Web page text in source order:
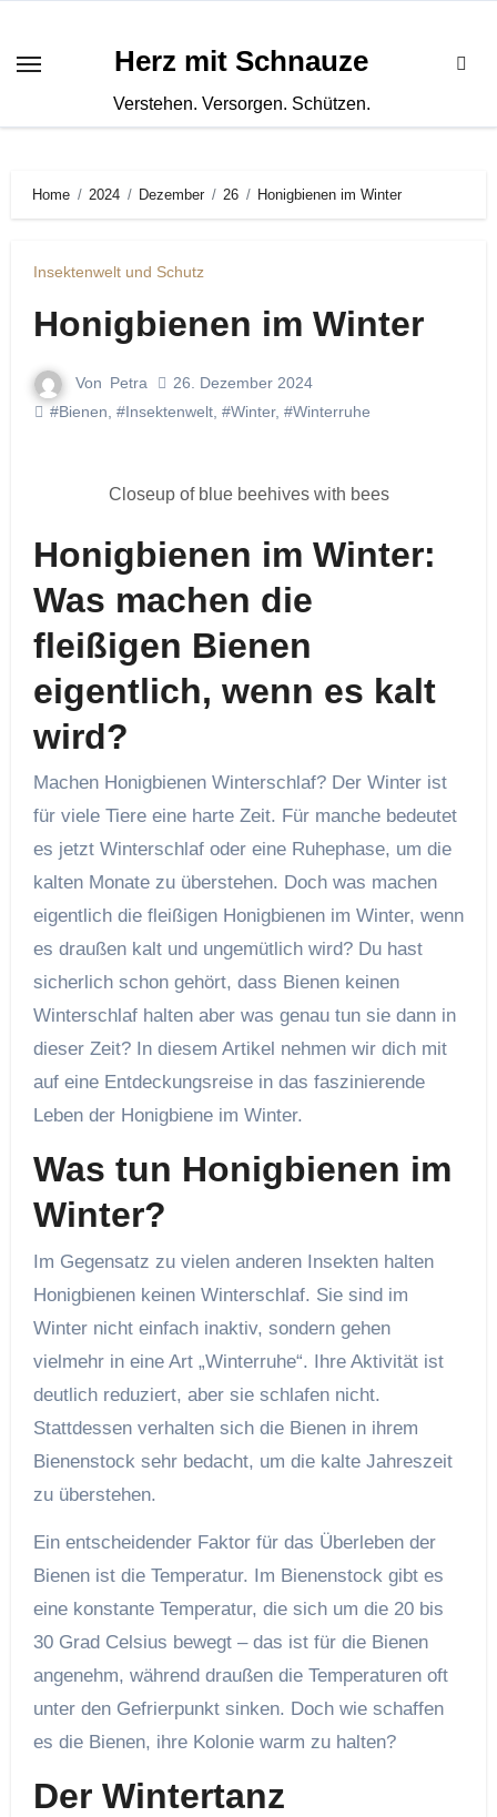
springen
Herz mit Schnauze
Verstehen. Versorgen. Schützen.
Home 2024 Dezember 26 Honigbienen im Winter
Insektenwelt und Schutz
Honigbienen im Winter
Von Petra
26. Dezember 2024
#Bienen #Insektenwelt, #Winter, #Winterruhe
Closeup of blue beehives with bees
Honigbienen im Winter:
Was machen die
fleißigen Bienen
eigentlich, wenn es kalt
wird?
Machen Honigbienen Winterschlaf? Der Winter ist
für viele Tiere eine harte Zeit. Für manche bedeutet
es jetzt Winterschlaf oder eine Ruhephase, um die
kalten Monate zu überstehen. Doch was machen
eigentlich die fleißigen Honigbienen im Winter, wenn
es draußen kalt und ungemütlich wird? Du hast
sicherlich schon gehört, dass Bienen keinen
Winterschlaf halten aber was genau tun sie dann in
dieser Zeit? In diesem Artikel nehmen wir dich mit
auf eine Entdeckungsreise in das faszinierende
Leben der Honigbiene im Winter.
Was tun Honigbienen im
Winter?
Im Gegensatz zu vielen anderen Insekten halten
Honigbienen keinen Winterschlaf. Sie sind im
Winter nicht einfach inaktiv, sondern gehen
vielmehr in eine Art „Winterruhe“. Ihre Aktivität ist
deutlich reduziert, aber sie schlafen nicht.
Stattdessen verhalten sich die Bienen in ihrem
Bienenstock sehr bedacht, um die kalte Jahreszeit
zu überstehen.
Ein entscheidender Faktor für das Überleben der
Bienen ist die Temperatur. Im Bienenstock gibt es
eine konstante Temperatur, die sich um die 20 bis
30 Grad Celsius bewegt – das ist für die Bienen
angenehm, während draußen die Temperaturen oft
unter den Gefrierpunkt sinken. Doch wie schaffen
es die Bienen, ihre Kolonie warm zu halten?
Der Wintertanz